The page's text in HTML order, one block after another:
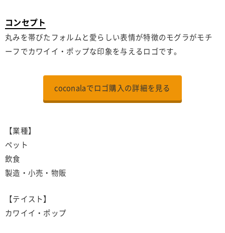
コンセプト
丸みを帯びたフォルムと愛らしい表情が特徴のモグラがモチ
ーフでカワイイ・ポップな印象を与えるロゴです。
coconalaでロゴ購入の詳細を見る
【業種】
ペット
飲食
製造・小売・物販
【テイスト】
カワイイ・ポップ